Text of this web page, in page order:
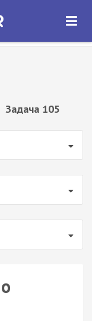
ОТКРЫТЬ
Задача 105